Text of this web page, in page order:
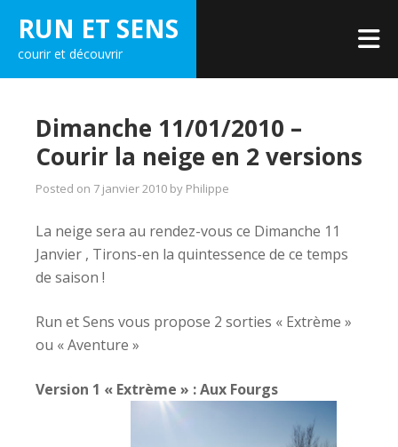
content
RUN ET SENS
courir et découvrir
Dimanche 11/01/2010 –
Courir la neige en 2 versions
Posted on 7 janvier 2010 by Philippe
La neige sera au rendez-vous ce Dimanche 11
Janvier , Tirons-en la quintessence de ce temps
de saison !
Run et Sens vous propose 2 sorties « Extrème »
ou « Aventure »
Version 1 « Extrème » : Aux Fourgs